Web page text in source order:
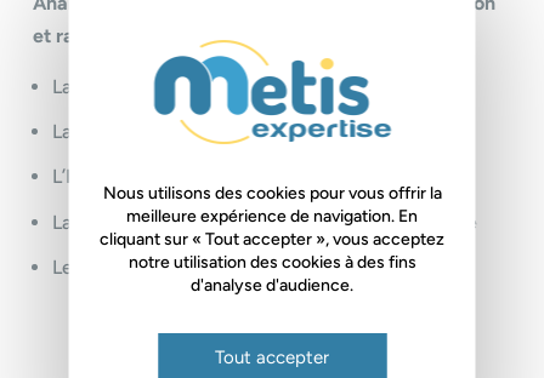
et ratios
La marge brute, calcul et interprétation
La valeur ajoutée, mesure et répartition
L’EBE et l’EBITDA, calcul et évolution
La capacité d’autofinancement, mesure et utilité
Les autres ratios (stock, profitabilité nette, etc.)
Nous utilisons des cookies pour vous offrir la
meilleure expérience de navigation. En
cliquant sur « Tout accepter », vous acceptez
notre utilisation des cookies à des fins
d'analyse d'audience.
Tout accepter